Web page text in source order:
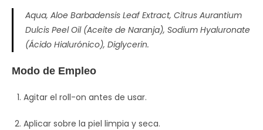
Aqua, Aloe Barbadensis Leaf Extract, Citrus Aurantium
Dulcis Peel Oil (Aceite de Naranja), Sodium Hyaluronate
(Ácido Hialurónico), Diglycerin.
Modo de Empleo
Agitar el roll-on antes de usar.
Aplicar sobre la piel limpia y seca.